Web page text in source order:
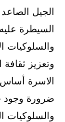
الجيل
السيطرة
والسلوكيات
وتعزيز
الاسرة أساس
ضرورة وجود
والسلوكيات